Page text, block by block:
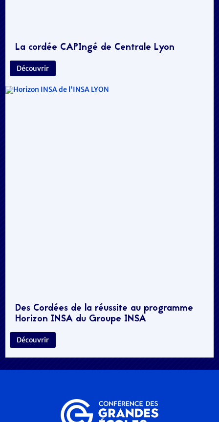
La cordée CAPIngé de Centrale Lyon
Découvrir
Des Cordées de la réussite au programme
Horizon INSA du Groupe INSA
Découvrir